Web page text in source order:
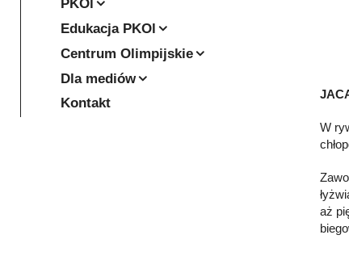
W
aż
PKOl
Edukacja PKOl
Centrum Olimpijskie
Dla mediów
Kontakt